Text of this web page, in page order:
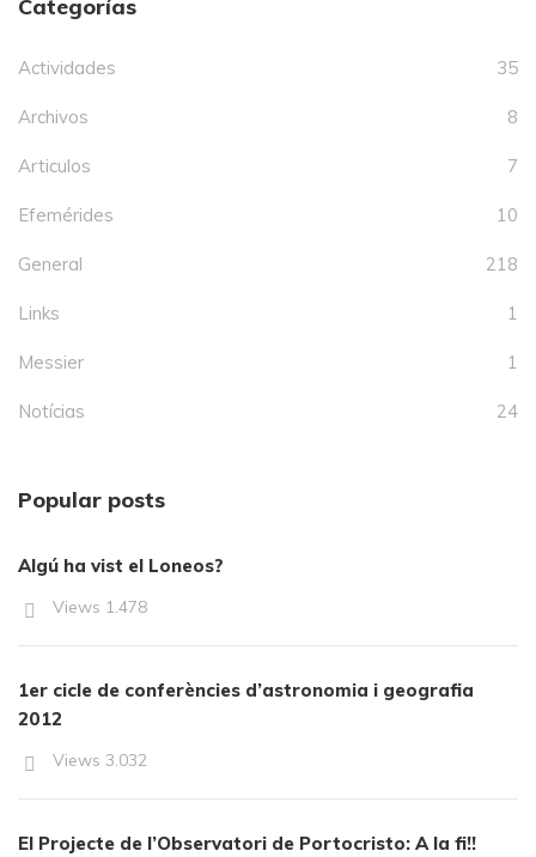
Categorías
Actividades 35
Archivos 8
Articulos 7
Efemérides 10
General 218
Links 1
Messier 1
Notícias 24
Popular posts
Algú ha vist el Loneos?
Views 1.478
1er cicle de conferències d’astronomia i geografia
2012
Views 3.032
El Projecte de l’Observatori de Portocristo: A la fi!!